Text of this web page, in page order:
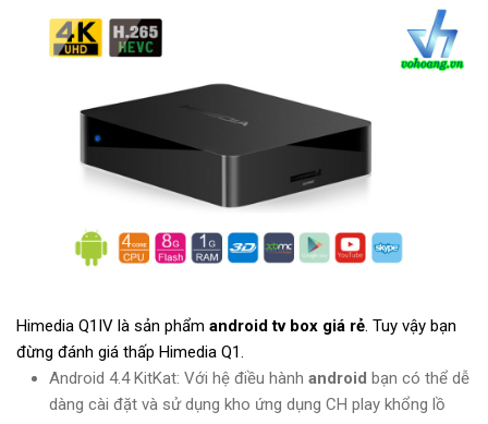
Himedia Q1IV là sản phẩm android tv box giá rẻ. Tuy vậy bạn
đừng đánh giá thấp Himedia Q1.
Android 4.4 KitKat: Với hệ điều hành android bạn có thể dễ
dàng cài đặt và sử dụng kho ứng dụng CH play khổng lồ